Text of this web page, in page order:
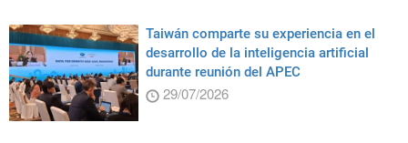
Taiwán comparte su experiencia en el
desarrollo de la inteligencia artificial
durante reunión del APEC
29/07/2026